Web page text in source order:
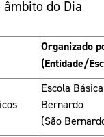
Educação
do Dia
Organizado
(Entidade/
Escola
Bernardo
(São